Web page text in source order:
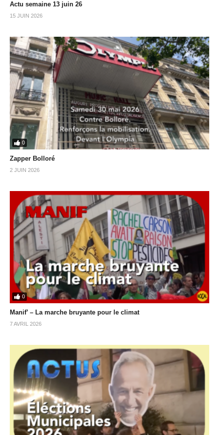
Actu semaine 13 juin 26
15 JUIN 2026
0
Zapper Bolloré
2 JUIN 2026
0
Manif’ – La marche bruyante pour le climat
7 AVRIL 2026